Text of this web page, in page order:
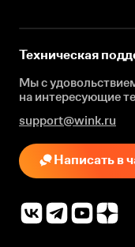
Техническая
Мы с
на интересующие
support@wink.ru
Написать в